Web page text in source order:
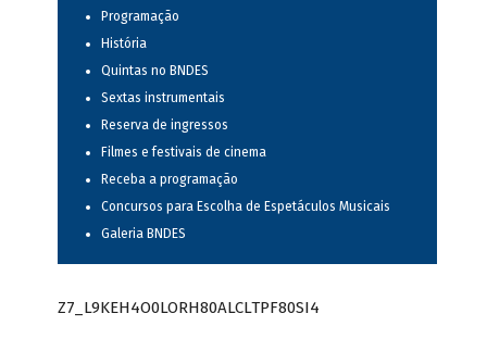
Programação
História
Quintas no BNDES
Sextas instrumentais
Reserva de ingressos
Filmes e festivais de cinema
Receba a programação
Concursos para Escolha de Espetáculos Musicais
Galeria BNDES
Z7_L9KEH4O0LORH80ALCLTPF80SI4